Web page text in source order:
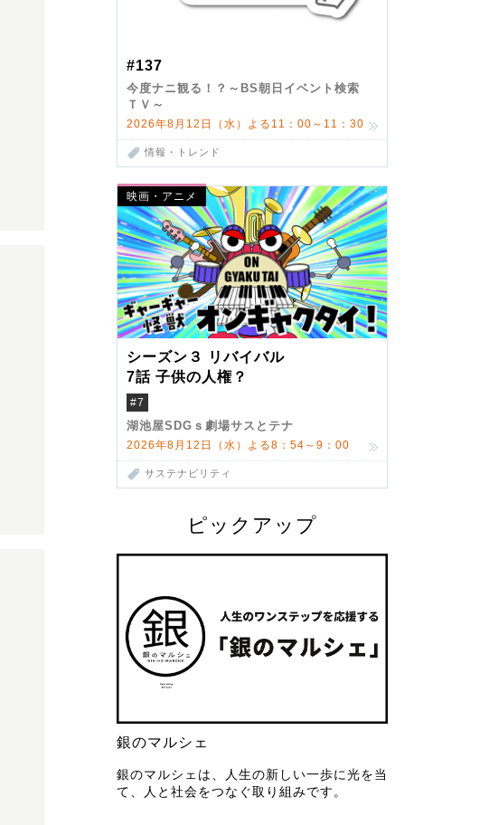
#137
今度ナニ観る！？～BS朝日イベント検索
ＴＶ～
2026年8月12日（水）よる11：00～11：30
情報・トレンド
映画・アニメ
シーズン３ リバイバル
7話 子供の人権？
#7
湖池屋SDGｓ劇場サスとテナ
2026年8月12日（水）よる8：54～9：00
サステナビリティ
ピックアップ
銀のマルシェ
銀のマルシェは、人生の新しい一歩に光を当
て、人と社会をつなぐ取り組みです。